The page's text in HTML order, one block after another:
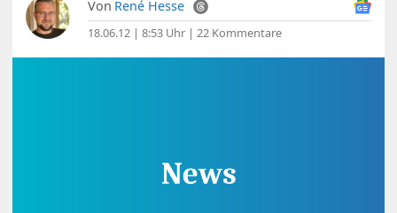
Von René Hesse
18.06.12 | 8:53 Uhr |22 Kommentare